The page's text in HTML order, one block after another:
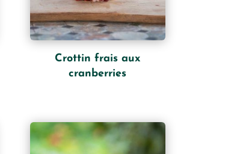
Crottin frais aux
cranberries